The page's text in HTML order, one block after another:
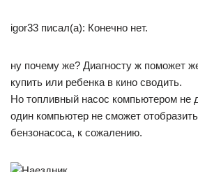
igor33 писал(а): Конечно нет.
ну почему же? Диагносту ж поможет
купить или ребенка в кино сводить.
Но топливный насос компьютером не
один компьютер не сможет
бензонасоса, к сожалению.